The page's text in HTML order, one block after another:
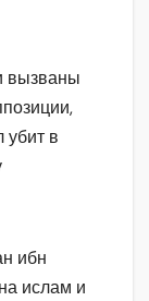
вызваны
убит в
ибн
ислам и